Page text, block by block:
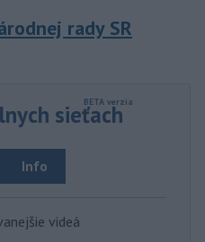
rady SR
sieťach
Info
videá